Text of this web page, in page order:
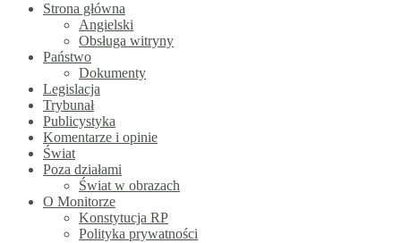
Strona główna
Angielski
Obsługa witryny
Państwo
Dokumenty
Legislacja
Trybunał
Publicystyka
Komentarze i opinie
Świat
Poza działami
Świat w obrazach
O Monitorze
Konstytucja RP
Polityka prywatności